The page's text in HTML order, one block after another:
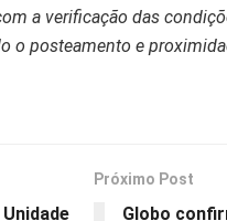
a verificação das
o posteamento e
Próximo Post
Globo